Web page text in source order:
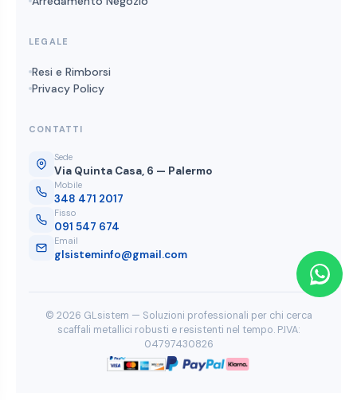
LEGALE
Resi e Rimborsi
Privacy Policy
CONTATTI
Sede
Via Quinta Casa, 6 — Palermo
Mobile
348 471 2017
Fisso
091 547 674
Email
glsisteminfo@gmail.com
© 2026 GLsistem — Soluzioni professionali per chi cerca
scaffali metallici robusti e resistenti nel tempo. P.IVA:
04797430826